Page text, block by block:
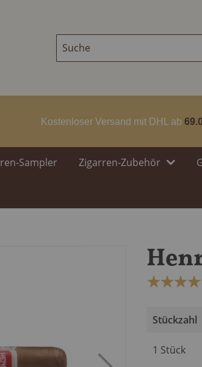
Suche
Kostenloser Versand mit DHL ab
Sampler Zigarren-Zubehör
Bewertung:
für
Stückzahl
1 Stück